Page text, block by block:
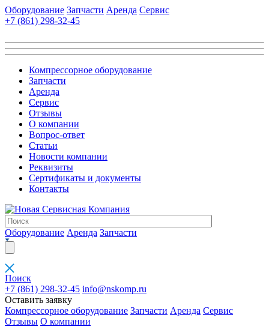
Оборудование Запчасти Аренда Сервис
+7 (861) 298-32-45
Компрессорное оборудование
Запчасти
Аренда
Сервис
Отзывы
О компании
Вопрос-ответ
Статьи
Новости компании
Реквизиты
Сертификаты и документы
Контакты
Оборудование Аренда Запчасти
Поиск
+7 (861) 298-32-45 info@nskomp.ru
Оставить заявку
Компрессорное оборудование Запчасти Аренда Сервис
Отзывы О компании